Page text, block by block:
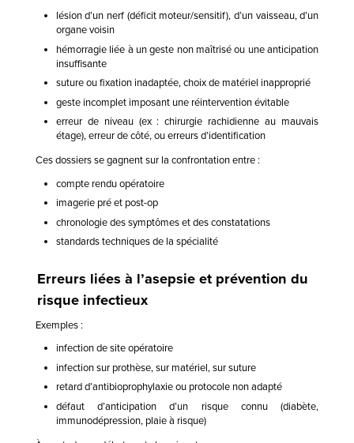
lésion d’un nerf (déficit moteur/sensitif), d’un vaisseau, d’un
organe voisin
hémorragie liée à un geste non maîtrisé ou une anticipation
insuffisante
suture ou fixation inadaptée, choix de matériel inapproprié
geste incomplet imposant une réintervention évitable
erreur de niveau (ex : chirurgie rachidienne au mauvais
étage), erreur de côté, ou erreurs d’identification
Ces dossiers se gagnent sur la confrontation entre :
compte rendu opératoire
imagerie pré et post-op
chronologie des symptômes et des constatations
standards techniques de la spécialité
Erreurs liées à l’asepsie et prévention du
risque infectieux
Exemples :
infection de site opératoire
infection sur prothèse, sur matériel, sur suture
retard d’antibioprophylaxie ou protocole non adapté
défaut d’anticipation d’un risque connu (diabète,
immunodépression, plaie à risque)